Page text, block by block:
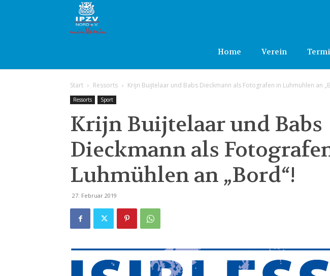
e.V.
Home Verein
Start Ressorts Krijn Buijtelaar und Babs Dieckmann als Fotografen in Luhmühlen an
Ressorts Sport
Krijn Buijtelaar und Babs
Dieckmann als
Luhmühlen an „Bord“!
27. Februar 2019